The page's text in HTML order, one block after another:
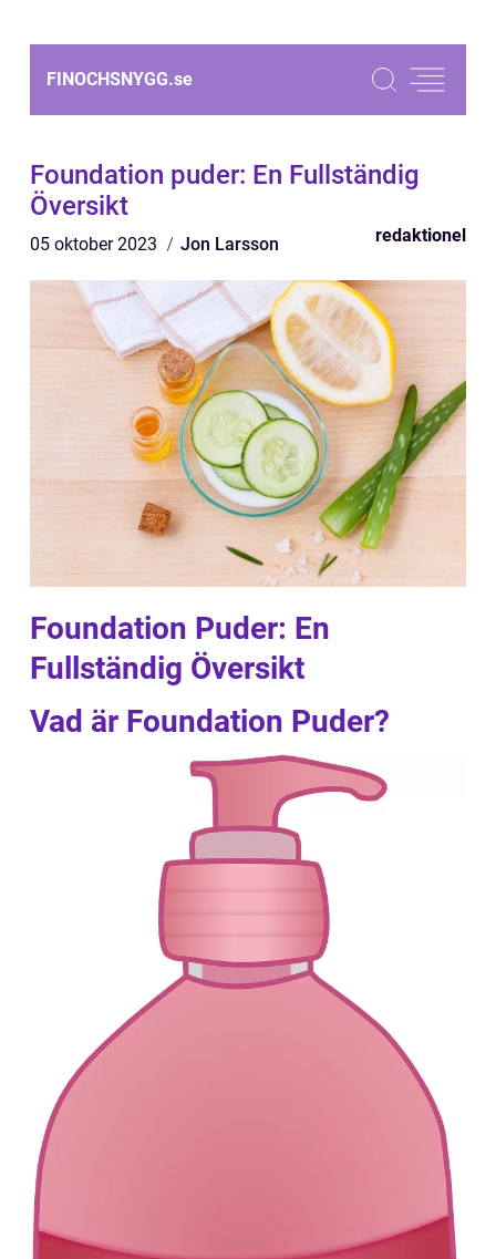
FINOCHSNYGG.se
Foundation puder: En Fullständig
Översikt
05 oktober 2023 Jon Larsson redaktionel
Foundation Puder: En
Fullständig Översikt
Vad är Foundation Puder?